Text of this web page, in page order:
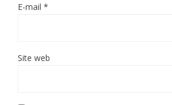
E-mail *
Site web